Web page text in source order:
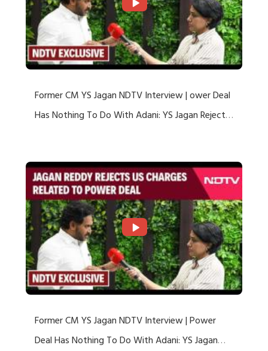
Former CM YS Jagan NDTV Interview | ower Deal
Has Nothing To Do With Adani: YS Jagan Rejects
Former CM YS Jagan NDTV Interview | Power
Deal Has Nothing To Do With Adani: YS Jagan